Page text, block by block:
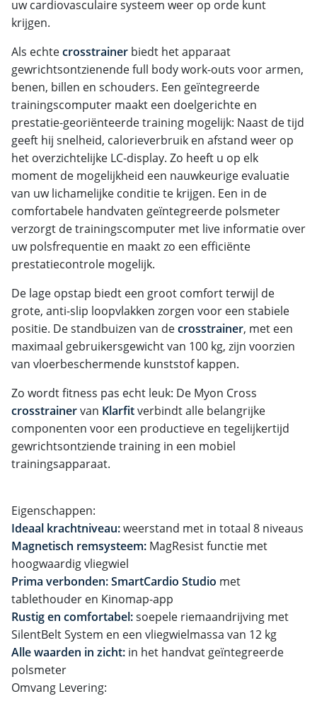
uw cardiovasculaire systeem weer op orde kunt
krijgen.
Als echtecrosstrainer biedt het apparaat
gewrichtsontzienende full body work-outs voor armen,
benen, billen en schouders. Een geïntegreerde
trainingscomputer maakt een doelgerichte en
prestatie-georiënteerde training mogelijk: Naast de tijd
geeft hij snelheid, calorieverbruik en afstand weer op
het overzichtelijke LC-display. Zo heeft u op elk
moment de mogelijkheid een nauwkeurige evaluatie
van uw lichamelijke conditie te krijgen. Een in de
comfortabele handvaten geïntegreerde polsmeter
verzorgt de trainingscomputer met live informatie over
uw polsfrequentie en maakt zo een efficiënte
prestatiecontrole mogelijk.
De lage opstap biedt een groot comfort terwijl de
grote, anti-slip loopvlakken zorgen voor een stabiele
positie. De standbuizen van decrosstrainer, met een
maximaal gebruikersgewicht van 100 kg, zijn voorzien
van vloerbeschermende kunststof kappen.
Zo wordt fitness pas echt leuk: De Myon Cross
crosstrainervan Klarfitverbindt alle belangrijke
componenten voor een productieve en tegelijkertijd
gewrichtsontziende training in een mobiel
trainingsapparaat.
Eigenschappen:
Ideaal krachtniveau:weerstand met in totaal 8 niveaus
Magnetisch remsysteem: MagResist functie met
hoogwaardig vliegwiel
Prima verbonden: SmartCardio Studio met
tablethouder en Kinomap-app
Rustig en comfortabel:soepele riemaandrijving met
SilentBelt System en een vliegwielmassa van 12 kg
Alle waarden in zicht: in het handvat geïntegreerde
polsmeter
Omvang Levering: